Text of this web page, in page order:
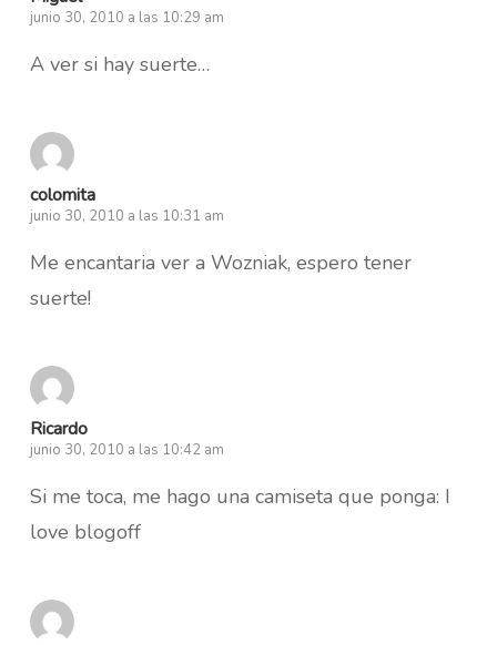
junio 30, 2010 a las 10:29 am
A ver si hay suerte…
colomita
junio 30, 2010 a las 10:31 am
Me encantaria ver a Wozniak, espero tener
suerte!
Ricardo
junio 30, 2010 a las 10:42 am
Si me toca, me hago una camiseta que ponga: I
love blogoff